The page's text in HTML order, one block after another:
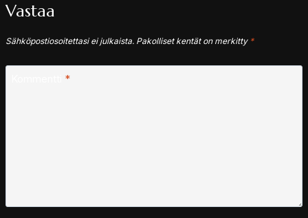
Vastaa
Sähköpostiosoitettasi ei julkaista. Pakolliset kentät on merkitty *
*